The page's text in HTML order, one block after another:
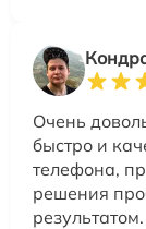
Очень
быстро и
телефона,
решения
результатом.